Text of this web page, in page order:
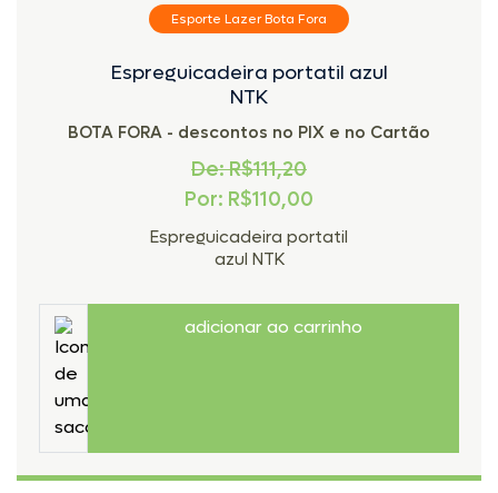
Esporte Lazer Bota Fora
Espreguicadeira portatil azul
NTK
BOTA FORA - descontos no PIX e no Cartão
De: R$111,20
Por: R$110,00
Espreguicadeira portatil
azul NTK
adicionar ao carrinho